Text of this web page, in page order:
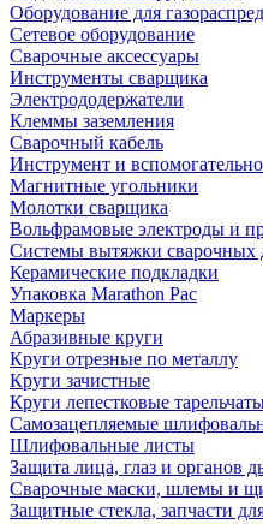
Оборудование для
Сетевое оборудование
Сварочные аксессуары
Инструменты сварщика
Электрододержатели
Клеммы заземления
Сварочный кабель
Инструмент и
Магнитные угольники
Молотки сварщика
Вольфрамовые электроды и
Системы вытяжки сварочных
Керамические подкладки
Упаковка Marathon Pac
Маркеры
Абразивные круги
Круги отрезные по металлу
Круги зачистные
Круги лепестковые
Самозацепляемые
Шлифовальные листы
Защита лица, глаз и органов
Сварочные маски, шлемы и
Защитные стекла, запчасти